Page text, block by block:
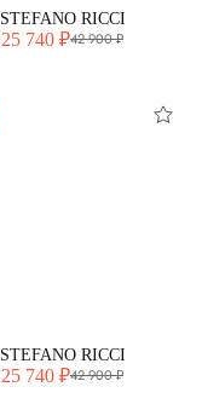
STEFANO RICCI
25 740 ₽42 900 ₽
STEFANO RICCI
25 740 ₽42 900 ₽